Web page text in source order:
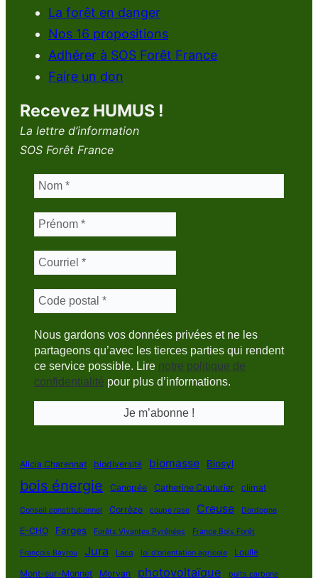
La forêt en danger
Nos 16 propositions
Adhérer à SOS Forêt France
Faire un don
Recevez HUMUS !
La lettre d’information
SOS Forêt France
Nous gardons vos données privées et ne les
partageons qu’avec les tierces parties qui rendent
ce service possible. Lire notre politique de
confidentialité pour plus d’informations.
Alicia Charennat biodiversité biomasse Biosyl
bois énergie Canopée Catherine Couturier climat
Conseil constitutionnel Corrèze coupe rase Creuse Dordogne
E-CHO Farges Forêts Vivantes Pyrénées France Bois Forêt
François Bayrou Jura Lacq loi d'orientation agricole
Loulle
Mont-sur-Monnet
Morvan photovoltaïque puits carbone